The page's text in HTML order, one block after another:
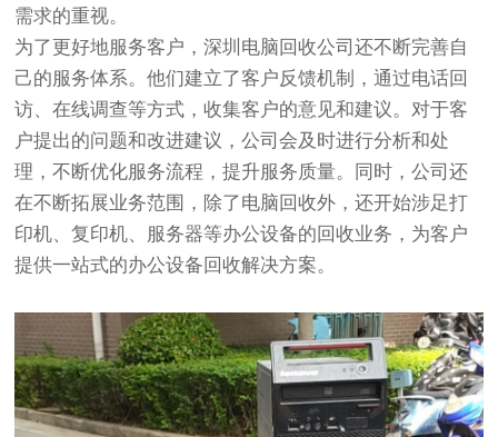
需求的重视。
为了更好地服务客户，深圳电脑回收公司还不断完善自
己的服务体系。他们建立了客户反馈机制，通过电话回
访、在线调查等方式，收集客户的意见和建议。对于客
户提出的问题和改进建议，公司会及时进行分析和处
理，不断优化服务流程，提升服务质量。同时，公司还
在不断拓展业务范围，除了电脑回收外，还开始涉足打
印机、复印机、服务器等办公设备的回收业务，为客户
提供一站式的办公设备回收解决方案。